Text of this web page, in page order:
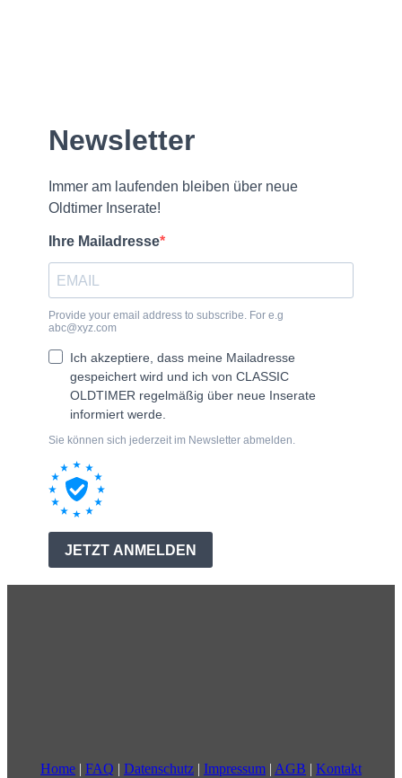
Home | FAQ | Datenschutz | Impressum | AGB | Kontakt